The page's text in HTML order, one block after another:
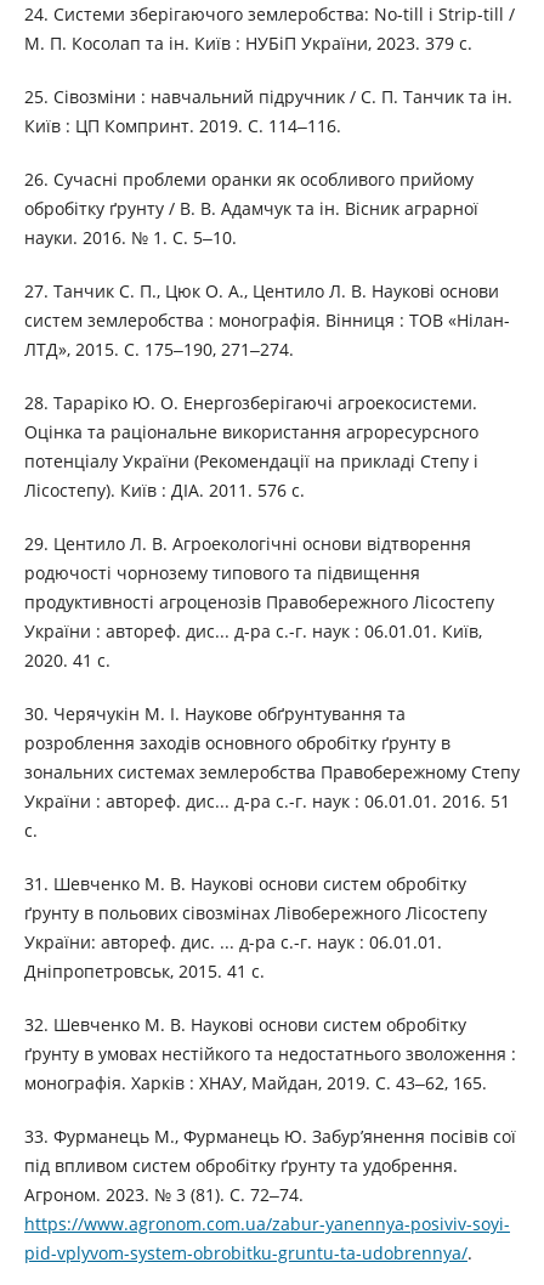
24. Системи зберігаючого землеробства: No-till i Strip-till /
М. П. Косолап та ін. Київ : НУБіП України, 2023. 379 с.
25. Сівозміни : навчальний підручник / С. П. Танчик та ін.
Київ : ЦП Компринт. 2019. С. 114‒116.
26. Сучасні проблеми оранки як особливого прийому
обробітку ґрунту / В. В. Адамчук та ін. Вісник аграрної
науки. 2016. № 1. С. 5‒10.
27. Танчик С. П., Цюк О. А., Центило Л. В. Наукові основи
систем землеробства : монографія. Вінниця : ТОВ «Нілан-
ЛТД», 2015. С. 175‒190, 271‒274.
28. Тараріко Ю. О. Енергозберігаючі агроекосистеми.
Оцінка та раціональне використання агроресурсного
потенціалу України (Рекомендації на прикладі Степу і
Лісостепу). Київ : ДІА. 2011. 576 с.
29. Центило Л. В. Агроекологічні основи відтворення
родючості чорнозему типового та підвищення
продуктивності агроценозів Правобережного Лісостепу
України : автореф. дис... д-ра с.-г. наук : 06.01.01. Київ,
2020. 41 с.
30. Черячукін М. І. Наукове обґрунтування та
розроблення заходів основного обробітку ґрунту в
зональних системах землеробства Правобережному Степу
України : автореф. дис... д-ра с.-г. наук : 06.01.01. 2016. 51
с.
31. Шевченко М. В. Наукові основи систем обробітку
ґрунту в польових сівозмінах Лівобережного Лісостепу
України: автореф. дис. ... д-ра с.-г. наук : 06.01.01.
Дніпропетровськ, 2015. 41 с.
32. Шевченко М. В. Наукові основи систем обробітку
ґрунту в умовах нестійкого та недостатнього зволоження :
монографія. Харків : ХНАУ, Майдан, 2019. С. 43‒62, 165.
33. Фурманець М., Фурманець Ю. Забур’янення посівів сої
під впливом систем обробітку ґрунту та удобрення.
Агроном. 2023. № 3 (81). С. 72‒74.
https://www.agronom.com.ua/zabur-yanennya-posiviv-soyi-
pid-vplyvom-system-obrobitku-gruntu-ta-udobrennya/.